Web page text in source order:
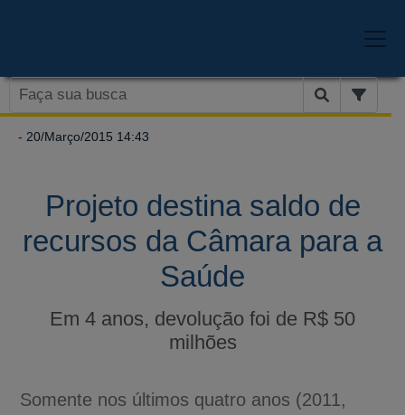
- 20/Março/2015 14:43
Projeto destina saldo de
recursos da Câmara para a
Saúde
Em 4 anos, devolução foi de R$ 50
milhões
Somente nos últimos quatro anos (2011,